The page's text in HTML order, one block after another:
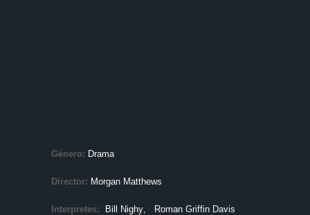
Género: Drama
Director: Morgan Matthews
Interpretes: Bill Nighy , Roman Griffin Davis